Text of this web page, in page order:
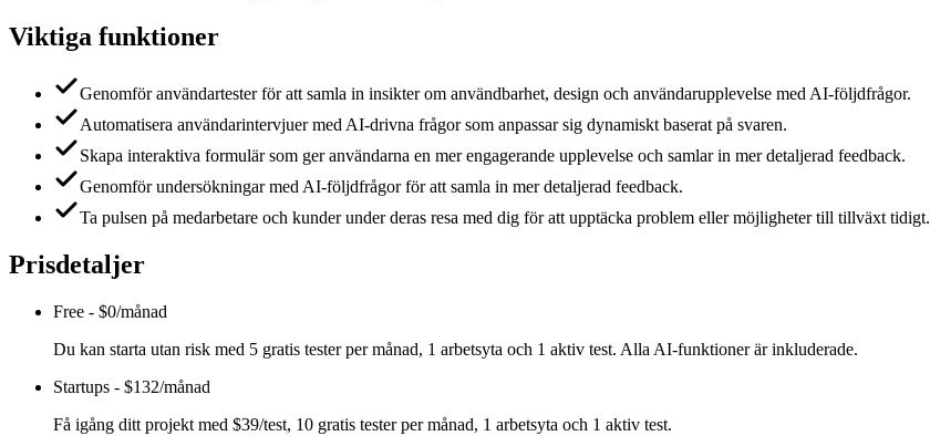
Viktiga funktioner
Genomför användartester för att samla in insikter om användbarhet, design och användarupplevelse med AI-följdfrågor.
Automatisera användarintervjuer med AI-drivna frågor som anpassar sig dynamiskt baserat på svaren.
Skapa interaktiva formulär som ger användarna en mer engagerande upplevelse och samlar in mer detaljerad feedback.
Genomför undersökningar med AI-följdfrågor för att samla in mer detaljerad feedback.
Ta pulsen på medarbetare och kunder under deras resa med dig för att upptäcka problem eller möjligheter till tillväxt tidigt.
Prisdetaljer
Free - $0/månad
Du kan starta utan risk med 5 gratis tester per månad, 1 arbetsyta och 1 aktiv test. Alla AI-funktioner är inkluderade.
Startups - $132/månad
Få igång ditt projekt med $39/test, 10 gratis tester per månad, 1 arbetsyta och 1 aktiv test.